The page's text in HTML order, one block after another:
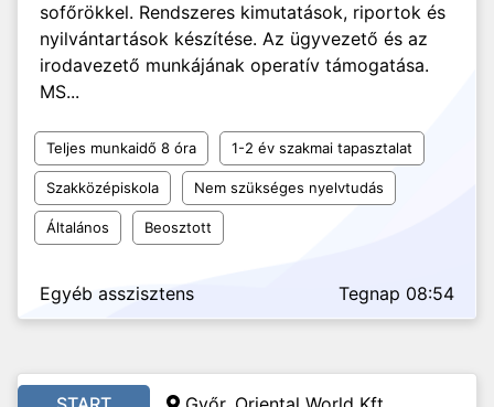
sofőrökkel. Rendszeres kimutatások, riportok és
nyilvántartások készítése. Az ügyvezető és az
irodavezető munkájának operatív támogatása.
MS...
Teljes munkaidő 8 óra 1-2 év szakmai tapasztalat
Szakközépiskola Nem szükséges nyelvtudás
Általános Beosztott
Egyéb asszisztens Tegnap 08:54